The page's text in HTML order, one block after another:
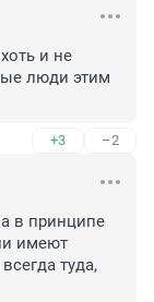
и не
люди этим
+3 –2
в принципе
имеют
туда,